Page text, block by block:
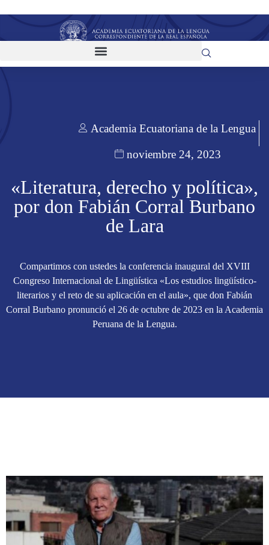
Academia Ecuatoriana de la Lengua
noviembre 24, 2023
«Literatura, derecho y política»,
por don Fabián Corral Burbano
de Lara
Compartimos con ustedes la conferencia inaugural del XVIII
Congreso Internacional de Lingüística «Los estudios lingüístico-
literarios y el reto de su aplicación en el aula», que don Fabián
Corral Burbano pronunció el 26 de octubre de 2023 en la Academia
Peruana de la Lengua.